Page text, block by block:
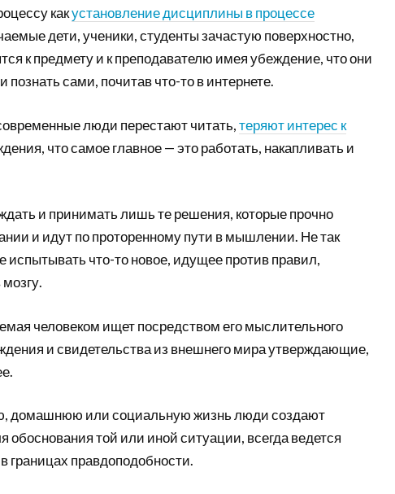
какустановление дисциплины в процессе
дети, ученики, студенты зачастую поверхностно,
к предмету и к преподавателю имея убеждение, что они
познать сами, почитав что-то в интернете.
люди перестают читать,теряют интерес к
что самое главное — это работать, накапливать и
и принимать лишь те решения, которые прочно
и идут по проторенному пути в мышлении. Не так
испытывать что-то новое, идущее против правил,
человеком ищет посредством его мыслительного
и свидетельства из внешнего мира утверждающие,
домашнюю или социальную жизнь люди создают
обоснования той или иной ситуации, всегда ведется
границах правдоподобности.